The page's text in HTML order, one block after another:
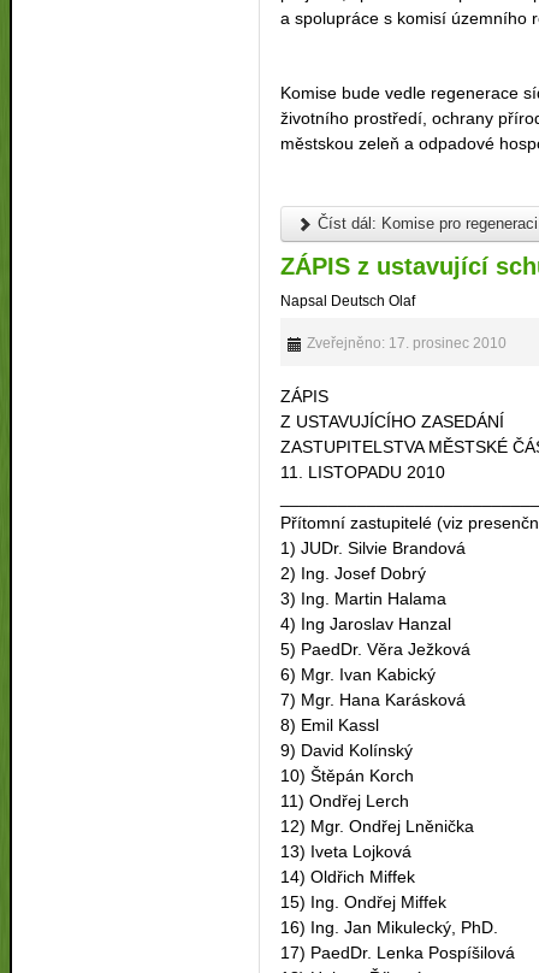
a spolupráce s komisí územního
Komise bude vedle regenerace
životního prostředí, ochrany
městskou zeleň a odpadové
Číst dál: Komise pro
ZÁPIS z ustavující
Napsal Deutsch Olaf
Zveřejněno: 17. prosinec 2010
ZÁPIS
Z USTAVUJÍCÍHO ZASEDÁNÍ
ZASTUPITELSTVA MĚSTSKÉ
11. LISTOPADU 2010
Přítomní zastupitelé (viz
1) JUDr. Silvie Brandová
2) Ing. Josef Dobrý
3) Ing. Martin Halama
4) Ing Jaroslav Hanzal
5) PaedDr. Věra Ježková
6) Mgr. Ivan Kabický
7) Mgr. Hana Karásková
8) Emil Kassl
9) David Kolínský
10) Štěpán Korch
11) Ondřej Lerch
12) Mgr. Ondřej Lněnička
13) Iveta Lojková
14) Oldřich Miffek
15) Ing. Ondřej Miffek
16) Ing. Jan Mikulecký, PhD.
17) PaedDr. Lenka Pospíšilová